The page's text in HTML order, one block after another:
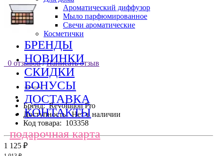
Ароматический диффузор
Мыло парфюмированное
Свечи ароматические
Косметички
БРЕНДЫ
НОВИНКИ
СКИДКИ
БОНУСЫ
ДОСТАВКА
КОНТАКТЫ
подарочная карта
0 отзывов / Написать отзыв
Бренд: Revolution Pro
Доступность:Нет в наличии
Код товара: 103358
1 125 ₽